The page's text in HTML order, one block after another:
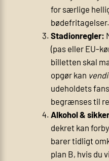
for særlige
bødefritagelser.
Stadionregler:
(pas eller EU-
billetten skal
opgør kan
udeholdets
begrænses til
Alkohol &
dekret kan
barer tidligt
plan B, hvis du